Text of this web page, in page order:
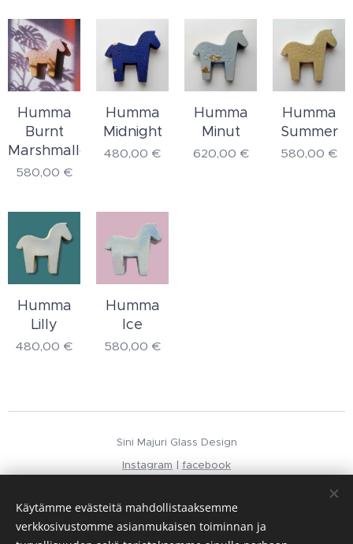
Humma
Burnt
Marshmallow
580,00 €
Humma
Midnight
480,00 €
Humma
Minut
620,00 €
Humma
Summer
580,00 €
Humma
Lilly
480,00 €
Humma
Ice
580,00 €
Sini Majuri Glass Design
Instagram | facebook
Käytämme evästeitä mahdollistaaksemme
verkkosivustomme asianmukaisen toiminnan ja